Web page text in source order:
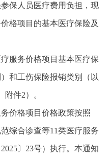
保人员医疗费用负担，现
格项目的基本医疗保险及
服务价格项目基本医疗保
和工伤保险报销类别（以
件2）。
价格项目价格政策按照
综合诊查等11类医疗服务
〕23号）执行。本通知